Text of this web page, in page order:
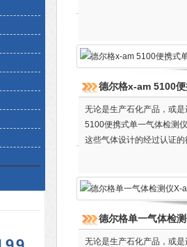
德尔格x-am 5100
无论是生产石化产品，或
5100便携式单一气体检测
这些气体设计的经过认证
德尔格单一气体检
无论是生产石化产品，或